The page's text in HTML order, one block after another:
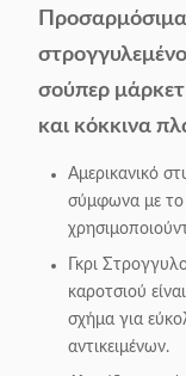
Προσαρμόσιμα
σούπερ
και κόκκινα
Αμερικανικό
σύμφωνα με το
Γκρι
καροτσιού
σχήμα για
αντικειμένων.